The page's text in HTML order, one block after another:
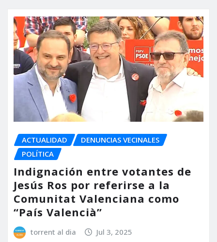
ACTUALIDAD
DENUNCIAS VECINALES
POLÍTICA
Indignación entre votantes de
Jesús Ros por referirse a la
Comunitat Valenciana como
“País Valencià”
torrent al dia Jul 3, 2025